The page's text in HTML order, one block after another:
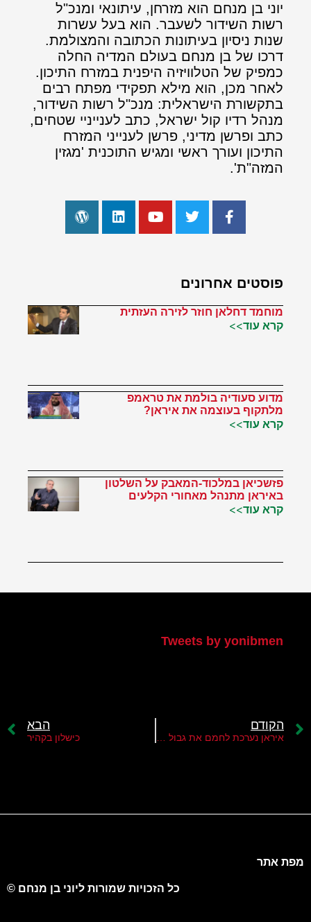
יוני בן מנחם הוא מזרחן, עיתונאי ומנכ"ל
רשות השידור לשעבר. הוא בעל עשרות
שנות ניסיון בעיתונות הכתובה והמצולמת.
דרכו של בן מנחם בעולם המדיה החלה
כמפיק של הטלוויזיה היפנית במזרח התיכון.
לאחר מכן, הוא מילא תפקידי מפתח רבים
בתקשורת הישראלית: מנכ"ל רשות השידור,
מנהל רדיו קול ישראל, כתב לענייניי שטחים,
כתב ופרשן מדיני, פרשן לענייני המזרח
התיכון ועורך ראשי ומגיש התוכנית 'מגזין
המזה"ת'.
פוסטים אחרונים
מוחמד דחלאן חוזר לזירה העזתית
קרא עוד>>
מדוע סעודיה בולמת את טראמפ
מלתקוף בעוצמה את איראן?
קרא עוד>>
פזשכיאן במלכוד-המאבק על השלטון
באיראן מתנהל מאחורי הקלעים
קרא עוד>>
Tweets by yonibmen
הקודם
איראן נערכת לחמם את גבול הצפון
הבא
כישלון בקהיר
מפת אתר
כל הזכויות שמורות ליוני בן מנחם ©